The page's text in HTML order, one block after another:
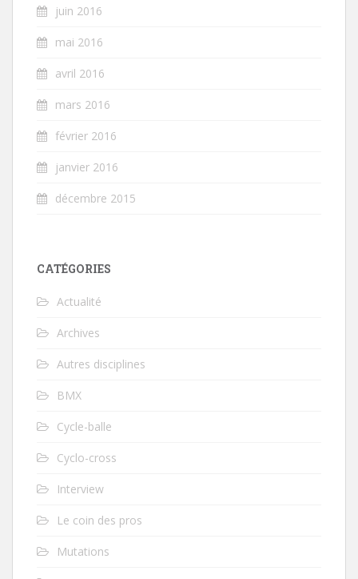
juin 2016
mai 2016
avril 2016
mars 2016
février 2016
janvier 2016
décembre 2015
CATÉGORIES
Actualité
Archives
Autres disciplines
BMX
Cycle-balle
Cyclo-cross
Interview
Le coin des pros
Mutations